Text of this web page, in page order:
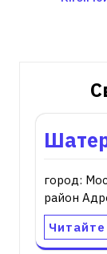
город:
район